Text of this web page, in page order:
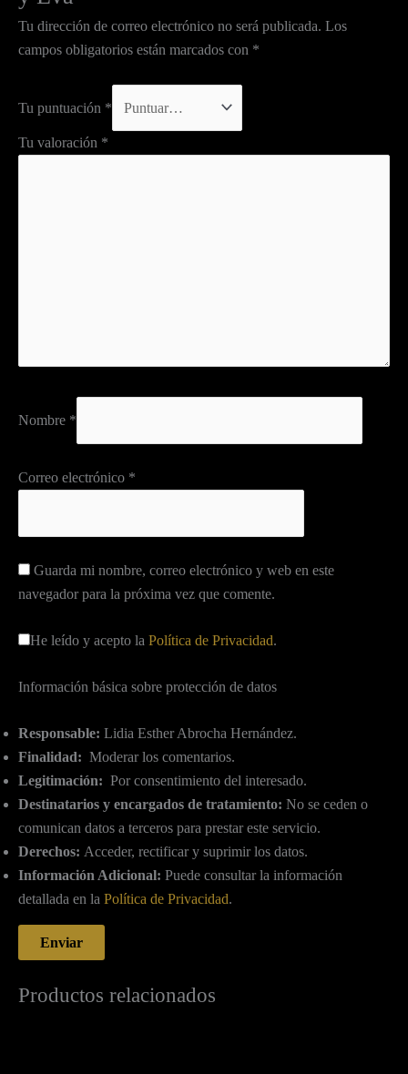
Tu dirección de correo electrónico no será publicada. Los
campos obligatorios están marcados con *
Tu puntuación *
Tu valoración *
Nombre *
Correo electrónico *
Guarda mi nombre, correo electrónico y web en este
navegador para la próxima vez que comente.
He leído y acepto la Política de Privacidad.
Información básica sobre protección de datos
Responsable: Lidia Esther Abrocha Hernández.
Finalidad: Moderar los comentarios.
Legitimación: Por consentimiento del interesado.
Destinatarios y encargados de tratamiento: No se ceden o
comunican datos a terceros para prestar este servicio.
Derechos: Acceder, rectificar y suprimir los datos.
Información Adicional: Puede consultar la información
detallada en la Política de Privacidad.
Productos relacionados